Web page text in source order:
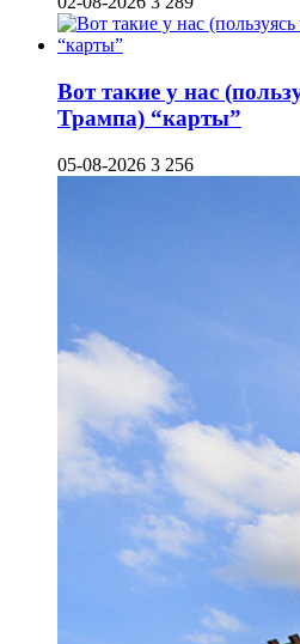
Вот такие у нас
Трампа) “карты”
05-08-2026 3 256